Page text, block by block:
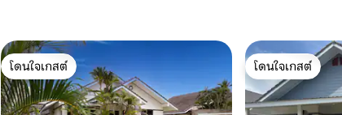
โดนใจเกสต์
โดนใจเกสต์
โดนใจเกสต์
โดนใจเกสต์